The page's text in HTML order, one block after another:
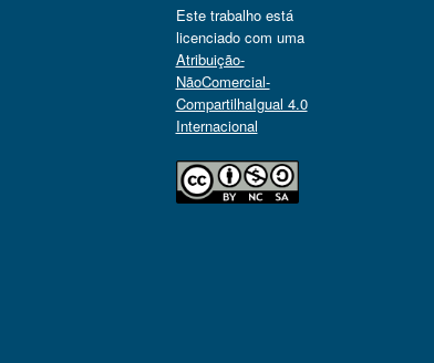
Este trabalho está
licenciado com uma
Atribuição-
NãoComercial-
CompartilhaIgual 4.0
Internacional